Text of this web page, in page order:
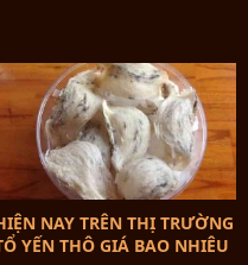
NAY TRÊN THỊ TRƯỜNG
YẾN THÔ GIÁ BAO NHIÊU